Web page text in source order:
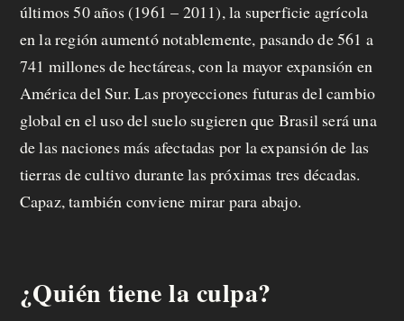
últimos 50 años (1961 – 2011), la superficie agrícola
en la región aumentó notablemente, pasando de 561 a
741 millones de hectáreas, con la mayor expansión en
América del Sur. Las proyecciones futuras del cambio
global en el uso del suelo sugieren que Brasil será una
de las naciones más afectadas por la expansión de las
tierras de cultivo durante las próximas tres décadas.
Capaz, también conviene mirar para abajo.
¿Quién tiene la culpa?